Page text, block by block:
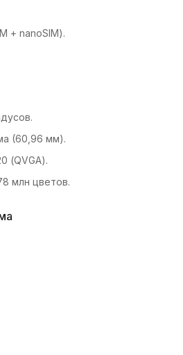
+ nanoSIM).
(60,96 мм).
(QVGA).
млн цветов.